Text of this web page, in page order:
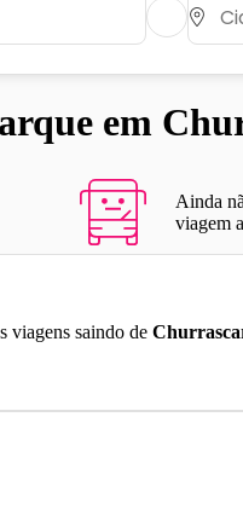
em
Ainda
viagem
viagens saindo de